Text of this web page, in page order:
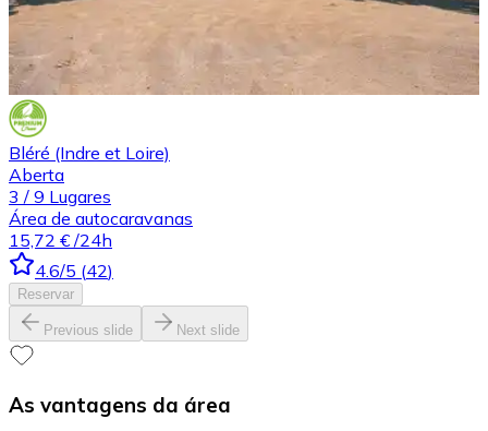
Bléré (Indre et Loire)
Aberta
3 / 9 Lugares
Área de autocaravanas
15,72 € /24h
4.6/5 (42)
Reservar
Previous slide Next slide
As vantagens da área